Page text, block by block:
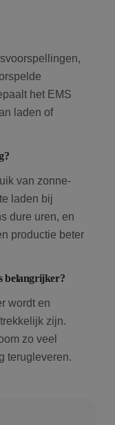
het EMS
laden of
van zonne-
laden bij
dure uren, en
productie beter
belangrijker?
wordt en
zijn.
zo veel
terugleveren.